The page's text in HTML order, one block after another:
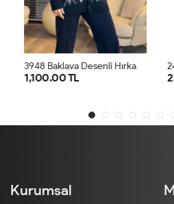
3
948 Baklava Desenli Hırka Siyah
1,100.00 TL
Kurumsal